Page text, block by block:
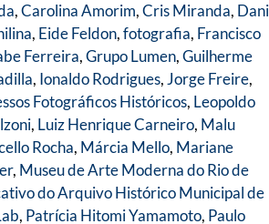
,Carolina Amorim,Cris Miranda, Dani
, Eide Feldon,fotografia, Francisco
Ferreira,Grupo Lumen,Guilherme
, Ionaldo Rodrigues, Jorge Freire,
Fotográficos Históricos, Leopoldo
, Luiz Henrique Carneiro, Malu
Rocha, Márcia Mello, Mariane
, Museu de Arte Moderna do Rio de
do Arquivo Histórico Municipal de
, Patrícia Hitomi Yamamoto, Paulo